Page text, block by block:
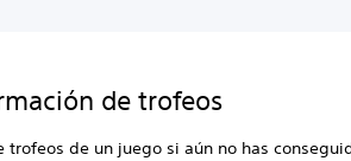
de trofeos
de un juego si aún no has